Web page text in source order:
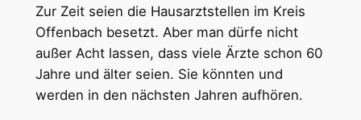
Zur Zeit seien die Hausarztstellen im Kreis
Offenbach besetzt. Aber man dürfe nicht
außer Acht lassen, dass viele Ärzte schon 60
Jahre und älter seien. Sie könnten und
werden in den nächsten Jahren aufhören.